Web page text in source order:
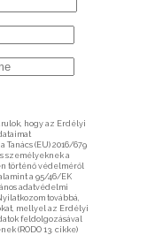
hogy az Erdélyi
(EU) 2016/679
személyeknek a
történő védelméről
a 95/46/EK
adatvédelmi
továbbá,
mellyel az Erdélyi
feldolgozásával
(RODO 13. cikke)